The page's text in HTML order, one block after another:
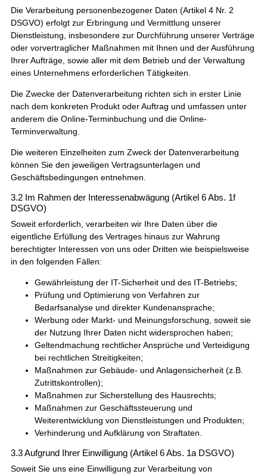
Die Verarbeitung personenbezogener Daten (Artikel 4 Nr. 2
DSGVO) erfolgt zur Erbringung und Vermittlung unserer
Dienstleistung, insbesondere zur Durchführung unserer Verträge
oder vorvertraglicher Maßnahmen mit Ihnen und der Ausführung
Ihrer Aufträge, sowie aller mit dem Betrieb und der Verwaltung
eines Unternehmens erforderlichen Tätigkeiten.
Die Zwecke der Datenverarbeitung richten sich in erster Linie
nach dem konkreten Produkt oder Auftrag und umfassen unter
anderem die Online-Terminbuchung und die Online-
Terminverwaltung.
Die weiteren Einzelheiten zum Zweck der Datenverarbeitung
können Sie den jeweiligen Vertragsunterlagen und
Geschäftsbedingungen entnehmen.
3.2 Im Rahmen der Interessenabwägung (Artikel 6 Abs. 1f
DSGVO)
Soweit erforderlich, verarbeiten wir Ihre Daten über die
eigentliche Erfüllung des Vertrages hinaus zur Wahrung
berechtigter Interessen von uns oder Dritten wie beispielsweise
in den folgenden Fällen:
Gewährleistung der IT-Sicherheit und des IT-Betriebs;
Prüfung und Optimierung von Verfahren zur
Bedarfsanalyse und direkter Kundenansprache;
Werbung oder Markt- und Meinungsforschung, soweit sie
der Nutzung Ihrer Daten nicht widersprochen haben;
Geltendmachung rechtlicher Ansprüche und Verteidigung
bei rechtlichen Streitigkeiten;
Maßnahmen zur Gebäude- und Anlagensicherheit (z.B.
Zutrittskontrollen);
Maßnahmen zur Sicherstellung des Hausrechts;
Maßnahmen zur Geschäftssteuerung und
Weiterentwicklung von Dienstleistungen und Produkten;
Verhinderung und Aufklärung von Straftaten.
3.3 Aufgrund Ihrer Einwilligung (Artikel 6 Abs. 1a DSGVO)
Soweit Sie uns eine Einwilligung zur Verarbeitung von